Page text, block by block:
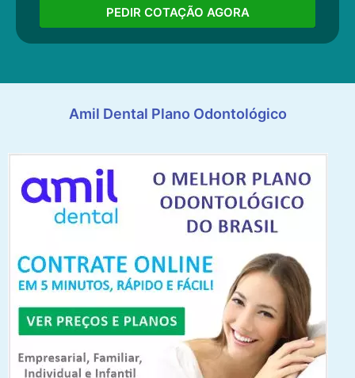
PEDIR COTAÇÃO AGORA
Amil Dental Plano Odontológico